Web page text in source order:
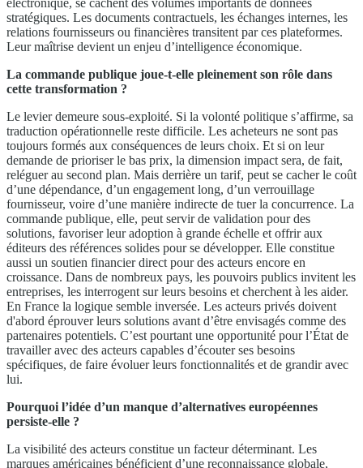
électronique, se cachent des volumes importants de données
stratégiques. Les documents contractuels, les échanges internes, les
relations fournisseurs ou financières transitent par ces plateformes.
Leur maîtrise devient un enjeu d’intelligence économique.
La commande publique joue-t-elle pleinement son rôle dans
cette transformation ?
Le levier demeure sous-exploité. Si la volonté politique s’affirme, sa
traduction opérationnelle reste difficile. Les acheteurs ne sont pas
toujours formés aux conséquences de leurs choix. Et si on leur
demande de prioriser le bas prix, la dimension impact sera, de fait,
reléguer au second plan. Mais derrière un tarif, peut se cacher le coût
d’une dépendance, d’un engagement long, d’un verrouillage
fournisseur, voire d’une manière indirecte de tuer la concurrence. La
commande publique, elle, peut servir de validation pour des
solutions, favoriser leur adoption à grande échelle et offrir aux
éditeurs des références solides pour se développer. Elle constitue
aussi un soutien financier direct pour des acteurs encore en
croissance. Dans de nombreux pays, les pouvoirs publics invitent les
entreprises, les interrogent sur leurs besoins et cherchent à les aider.
En France la logique semble inversée. Les acteurs privés doivent
d'abord éprouver leurs solutions avant d’être envisagés comme des
partenaires potentiels. C’est pourtant une opportunité pour l’État de
travailler avec des acteurs capables d’écouter ses besoins
spécifiques, de faire évoluer leurs fonctionnalités et de grandir avec
lui.
Pourquoi l’idée d’un manque d’alternatives européennes
persiste-elle ?
La visibilité des acteurs constitue un facteur déterminant. Les
marques américaines bénéficient d’une reconnaissance globale,